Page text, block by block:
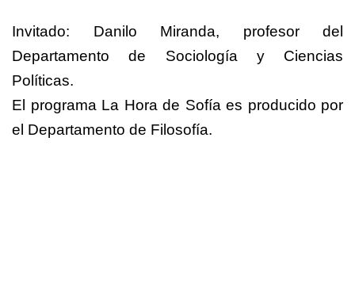
Invitado: Danilo Miranda, profesor del
Departamento de Sociología y Ciencias
Políticas.
El programa La Hora de Sofía es producido por
el Departamento de Filosofía.